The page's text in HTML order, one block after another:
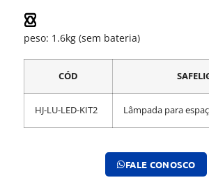
peso: 1.6kg (sem bateria)
CÓD
HJ-LU-LED-KIT2 Lâmpada para
FALE CONOSCO